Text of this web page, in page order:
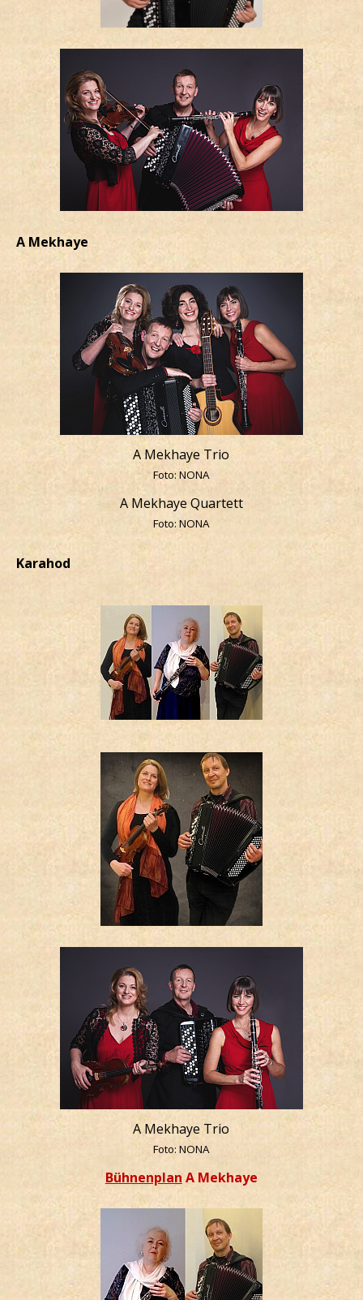
A Mekhaye
A Mekhaye Trio
Foto: NONA
A Mekhaye Quartett
Foto: NONA
Karahod
A Mekhaye Trio
Foto: NONA
Bühnenplan A Mekhaye